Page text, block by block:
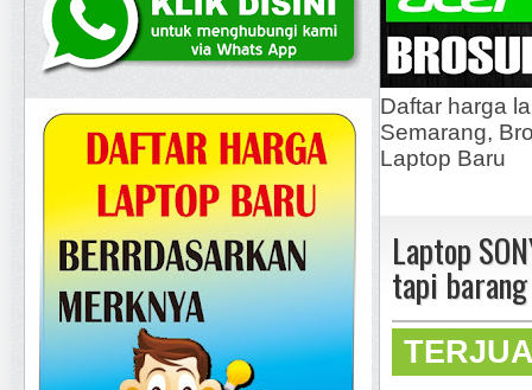
Daftar harga
Semarang,
Laptop Baru
Laptop
tapi